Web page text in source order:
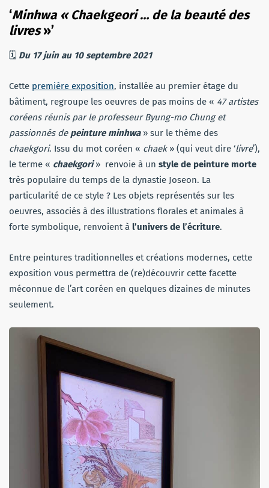
‘Minhwa « Chaekgeori … de la beauté des
livres»’
🗓 Du 17 juin au 10 septembre 2021
Cette première exposition, installée au premier étage du
bâtiment, regroupe les oeuvres de pas moins de « 47 artistes
coréens réunis par le professeur Byung-mo Chung et
passionnés de peinture minhwa» sur le thème des
chaekgori. Issu du mot coréen « chaek» (qui veut dire ‘livre’),
le terme « chaekgori» renvoie à un style de peinture morte
très populaire du temps de la dynastie Joseon. La
particularité de ce style ? Les objets représentés sur les
oeuvres, associés à des illustrations florales et animales à
forte symbolique, renvoient à l’univers de l’écriture.
Entre peintures traditionnelles et créations modernes, cette
exposition vous permettra de (re)découvrir cette facette
méconnue de l’art coréen en quelques dizaines de minutes
seulement.